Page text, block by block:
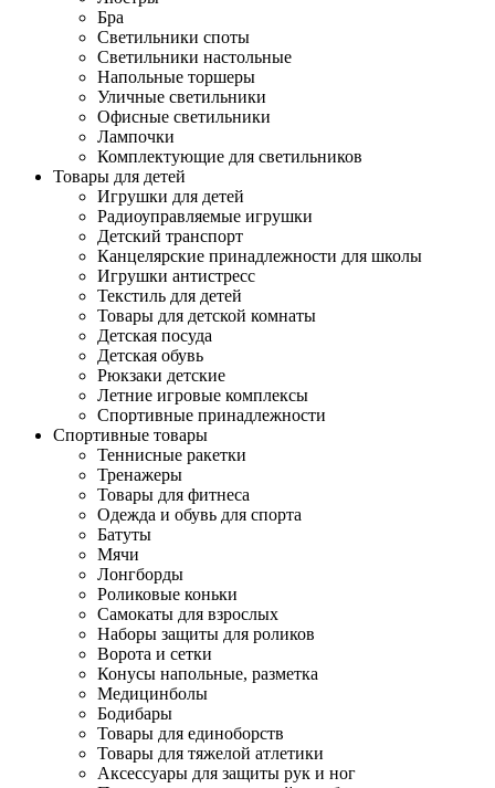
Бра
Светильники споты
Светильники настольные
Напольные торшеры
Уличные светильники
Офисные светильники
Лампочки
Комплектующие для светильников
Товары для детей
Игрушки для детей
Радиоуправляемые игрушки
Детский транспорт
Канцелярские принадлежности для школы
Игрушки антистресс
Текстиль для детей
Товары для детской комнаты
Детская посуда
Детская обувь
Рюкзаки детские
Летние игровые комплексы
Спортивные принадлежности
Спортивные товары
Теннисные ракетки
Тренажеры
Товары для фитнеса
Одежда и обувь для спорта
Батуты
Мячи
Лонгборды
Роликовые коньки
Самокаты для взрослых
Наборы защиты для роликов
Ворота и сетки
Конусы напольные, разметка
Медицинболы
Бодибары
Товары для единоборств
Товары для тяжелой атлетики
Аксессуары для защиты рук и ног